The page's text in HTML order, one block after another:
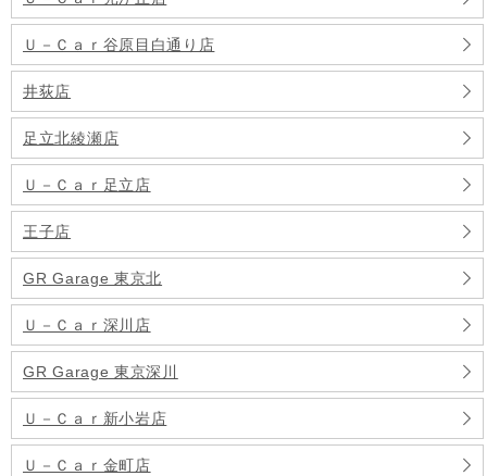
Ｕ－Ｃａｒ谷原目白通り店
井荻店
足立北綾瀬店
Ｕ－Ｃａｒ足立店
王子店
GR Garage 東京北
Ｕ－Ｃａｒ深川店
GR Garage 東京深川
Ｕ－Ｃａｒ新小岩店
Ｕ－Ｃａｒ金町店